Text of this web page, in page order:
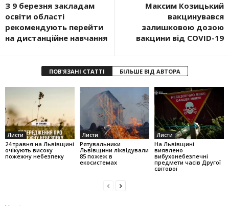
З 9 березня закладам
освіти області
рекомендують перейти
на дистанційне навчання
Максим Козицький
вакцинувався
залишковою дозою
вакцини від COVID-19
ПОВ'ЯЗАНІ СТАТТІ БІЛЬШЕ ВІД АВТОРА
Листи
24 травня на Львівщині
очікують високу
пожежну небезпеку
Листи
Рятувальники
Львівщини ліквідували
85 пожеж в
екосистемах
Листи
На Львівщині
виявлено
вибухонебезпечні
предмети часів Другої
світової